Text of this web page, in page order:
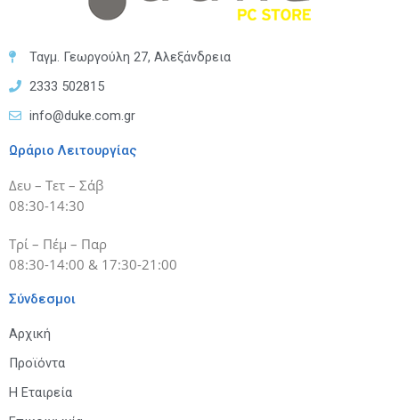
Ταγμ. Γεωργούλη 27, Αλεξάνδρεια
2333 502815
info@duke.com.gr
Ωράριο Λειτουργίας
Δευ – Τετ – Σάβ
08:30-14:30
Τρί – Πέμ – Παρ
08:30-14:00 & 17:30-21:00
Σύνδεσμοι
Αρχική
Προϊόντα
Η Εταιρεία